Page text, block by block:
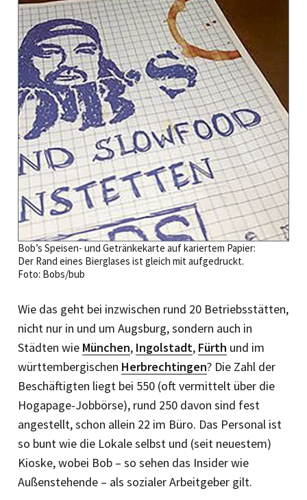
Bob’s Speisen- und Getränkekarte auf kariertem Papier:
Der Rand eines Bierglases ist gleich mit aufgedruckt.
Foto: Bobs/bub
Wie das geht bei inzwischen rund 20 Betriebsstätten,
nicht nur in und um Augsburg, sondern auch in
Städten wie München, Ingolstadt, Fürth und im
württembergischen Herbrechtingen? Die Zahl der
Beschäftigten liegt bei 550 (oft vermittelt über die
Hogapage-Jobbörse), rund 250 davon sind fest
angestellt, schon allein 22 im Büro. Das Personal ist
so bunt wie die Lokale selbst und (seit neuestem)
Kioske, wobei Bob – so sehen das Insider wie
Außenstehende – als sozialer Arbeitgeber gilt.